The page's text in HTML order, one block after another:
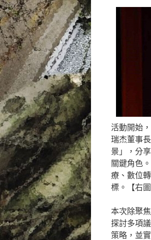
活動開始
瑞杰董事
景」，分
關鍵角色
療、數位
標。【右
本次除聚
探討多項
策略，並